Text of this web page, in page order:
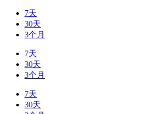
7天
30天
3个月
7天
30天
3个月
7天
30天